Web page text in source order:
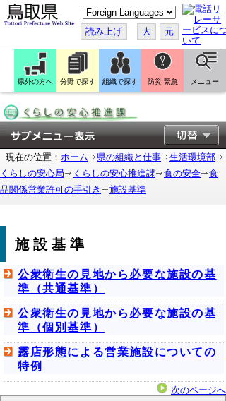
こ
の
ペ
ー
ジ
翻
訳
す
読み上げ 大 元
県外の方へ 分野で探す 組織で探す 防災 緊急 メニュー
現在の位置： ホーム 県の組織と仕事
生活環境部
くらしの安心局
くらしの安心推進課 食の安全
食
品関係営業許可の手引き
施設基準
施設基準
公衆衛生の見地から必要な施設の基
準（共通基準）
公衆衛生の見地から必要な施設の基
準（個別基準）
露店形態による営業施設についての
特例
次のページへ